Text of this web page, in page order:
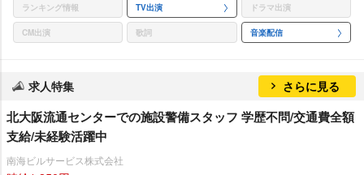
ランキング情報 TV出演 ドラマ出演
CM出演 歌詞 音楽配信
求人特集 さらに見る
北大阪流通センターでの施設警備スタッフ 学歴不問/交通費全額
支給/未経験活躍中
南海ビルサービス株式会社